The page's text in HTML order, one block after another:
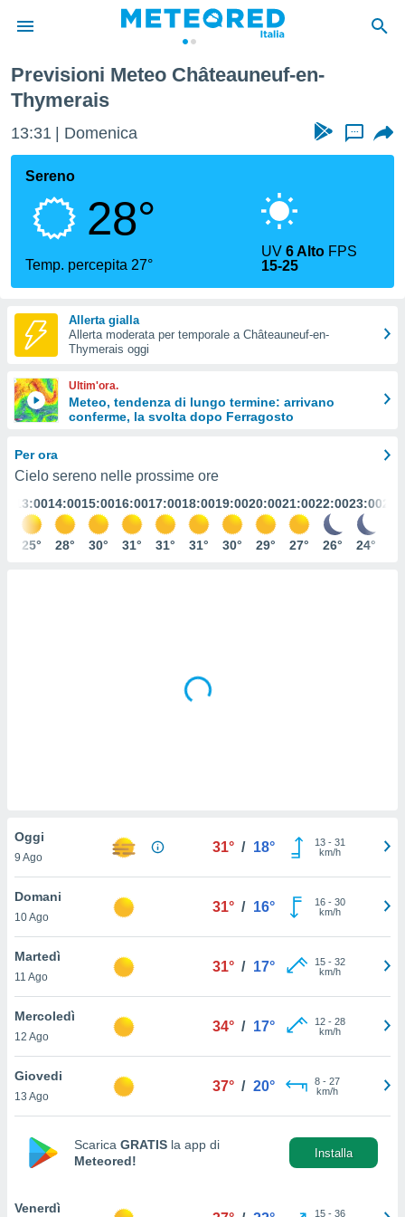
di
per
di
Web
le
al sito
nostri
ci
di
un
la
di esso.
nella
ACCETTA
Previsioni Meteo Châteauneuf-en-
Thymerais
13:31 Domenica ...
Sereno
28°
Temp. percepita 27°
UV6 Alto FPS
15-25
Allerta gialla
Allerta moderata per temporale a Châteauneuf-en-
Thymerais oggi
Ultim'ora.
Meteo, tendenza di lungo termine: arrivano
conferme, la svolta dopo Ferragosto
Per ora
Cielo sereno nelle prossime ore
13:00
25°
14:00
28°
15:00
30°
16:00
31°
17:00
31°
18:00
31°
19:00
30°
20:00
29°
21:00
27°
22:00
26°
23:00
24°
Oggi
9 Ago
31° / 18° 13- 31
km/h
Domani
10 Ago
31° / 16° 16- 30
km/h
Martedì
11 Ago
31° / 17° 15- 32
km/h
Mercoledì
12 Ago
34° / 17° 12- 28
km/h
Giovedi
13 Ago
37° / 20° 8- 27
km/h
Scarica GRATIS la app di
Meteored!
Installa
Venerdì 15- 36